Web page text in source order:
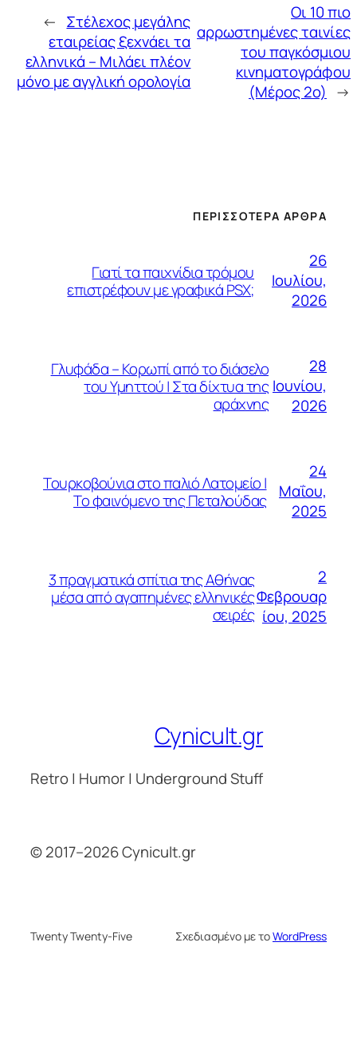
← Στέλεχος μεγάλης
εταιρείας ξεχνάει τα
ελληνικά – Μιλάει πλέον
μόνο με αγγλική ορολογία
Οι 10 πιο
αρρωστημένες ταινίες
του παγκόσμιου
κινηματογράφου
(Μέρος 2ο) →
ΠΕΡΙΣΣΌΤΕΡΑ ΆΡΘΡΑ
Γιατί τα παιχνίδια τρόμου
επιστρέφουν με γραφικά PSX;
26
Ιουλίου,
2026
Γλυφάδα – Κορωπί από το διάσελο
του Υμηττού | Στα δίχτυα της
αράχνης
28
Ιουνίου,
2026
Τουρκοβούνια στο παλιό Λατομείο |
Το φαινόμενο της Πεταλούδας
24
Μαΐου,
2025
3 πραγματικά σπίτια της Αθήνας
μέσα από αγαπημένες ελληνικές
σειρές
2
Φεβρουαρ
ίου, 2025
Cynicult.gr
Retro | Humor | Underground Stuff
© 2017–2026 Cynicult.gr
Twenty Twenty-Five Σχεδιασμένο με τοWordPress